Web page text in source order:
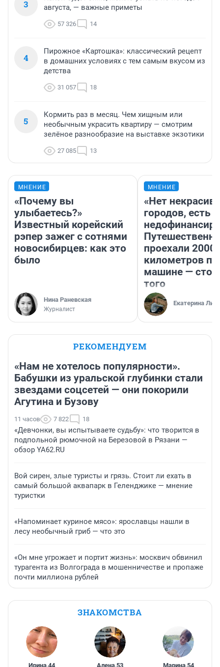
3
августа, — важные приметы
57 326 14
4
Пирожное «Картошка»: классический рецепт
в домашних условиях с тем самым вкусом из
детства
31 057 18
5
Кормить раз в месяц. Чем хищным или
необычным украсить квартиру — смотрим
зелёное разнообразие на выставке экзотики
27 085 13
МНЕНИЕ
«Почему вы
улыбаетесь?»
Известный корейский
рэпер зажег с сотнями
новосибирцев: как это
было
Нина Раневская
Журналист
МНЕНИЕ
«Нет
городов, есть
проехали 2000
километров по
машине —
того
Екатерина
РЕКОМЕНДУЕМ
«Нам не хотелось популярности».
Бабушки из уральской глубинки стали
звездами соцсетей — они покорили
Агутина и Бузову
11 часов 7 822 18
«Девчонки, вы испытываете судьбу»: что творится в
подпольной рюмочной на Березовой в Рязани —
обзор YA62.RU
Вой сирен, злые туристы и грязь. Стоит ли ехать в
самый большой аквапарк в Геленджике — мнение
туристки
«Напоминает куриное мясо»: ярославцы нашли в
лесу необычный гриб — что это
«Он мне угрожает и портит жизнь»: москвич обвинил
турагента из Волгограда в мошенничестве и пропаже
почти миллиона рублей
ЗНАКОМСТВА
Ирина,44 Алена,53 Марина,54